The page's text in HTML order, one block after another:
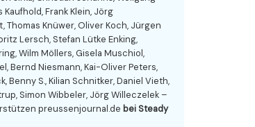
Kaufhold, Frank Klein, Jörg
Thomas Knüwer, Oliver Koch, Jürgen
Lersch, Stefan Lütke Enking,
Wilm Möllers, Gisela Muschiol,
Bernd Niesmann, Kai-Oliver Peters,
Benny S., Kilian Schnitker, Daniel Vieth,
Simon Wibbeler, Jörg Willeczelek –
preussenjournal.de bei Steady